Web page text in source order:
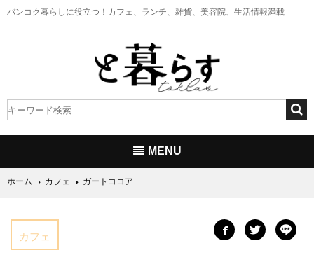
バンコク暮らしに役立つ！ カフェ、ランチ、雑貨、美容院、生活情報満載
MENU
ホーム カフェ ガートココア
カフェ